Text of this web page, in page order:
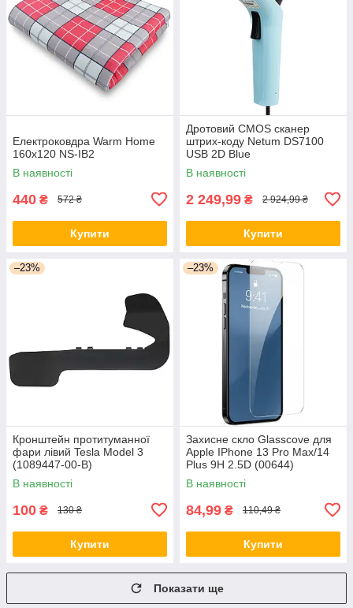
Електроковдра Warm Home
160x120 NS-IB2
В наявності
440 ₴ 572 ₴
Купити
Дротовий CMOS сканер
штрих-коду Netum DS7100
USB 2D Blue
В наявності
2 249,99 ₴ 2 924,99 ₴
Купити
–23%
Кронштейн протитуманної
фари лівий Tesla Model 3
(1089447-00-B)
В наявності
100 ₴ 130 ₴
Купити
–23%
Захисне скло Glasscove для
Apple IPhone 13 Pro Max/14
Plus 9H 2.5D (00644)
В наявності
84,99 ₴ 110,49 ₴
Купити
Показати ще